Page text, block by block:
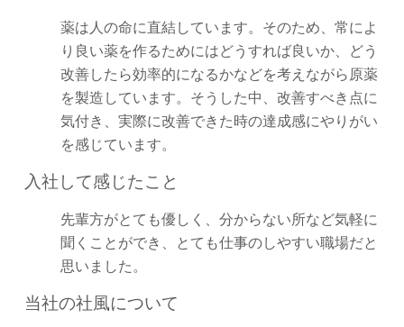
薬は人の命に直結しています。そのため、常によ
り良い薬を作るためにはどうすれば良いか、どう
改善したら効率的になるかなどを考えながら原薬
を製造しています。そうした中、改善すべき点に
気付き、実際に改善できた時の達成感にやりがい
を感じています。
入社して感じたこと
先輩方がとても優しく、分からない所など気軽に
聞くことができ、とても仕事のしやすい職場だと
思いました。
当社の社風について